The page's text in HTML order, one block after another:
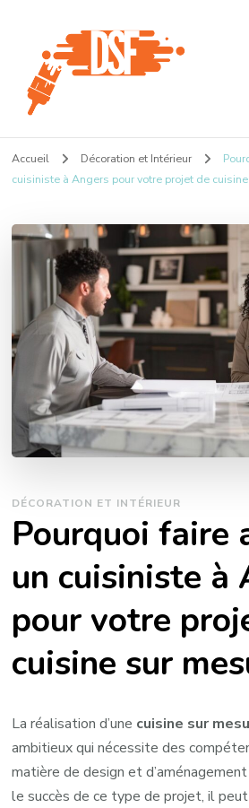
D s f
Accueil Décoration et Intérieur
cuisiniste à Angers pour votre projet de
DÉCORATION ET INTÉRIEUR
Pourquoi faire
un cuisiniste à
pour votre
cuisine sur
La réalisation d’une cuisine sur
ambitieux qui nécessite des
matière de design et
le succès de ce type de projet, il